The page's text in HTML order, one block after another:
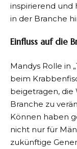
inspirierend und
in der Branche
Einfluss auf die
Mandys Rolle in
beim
beigetragen, die
Branche zu
Können haben
nicht nur für
zukünftige